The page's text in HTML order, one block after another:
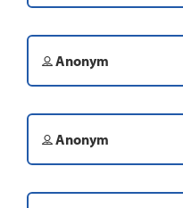
Anonym
Anonym